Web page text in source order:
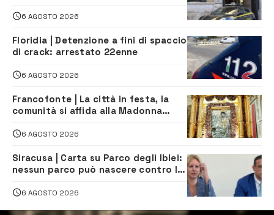
climatizzazione
6 AGOSTO 2026
Floridia | Detenzione a fini di spaccio
di crack: arrestato 22enne
6 AGOSTO 2026
Francofonte | La città in festa, la
comunità si affida alla Madonna
6 AGOSTO 2026
Siracusa | Carta su Parco degli Iblei:
nessun parco può nascere contro le
6 AGOSTO 2026